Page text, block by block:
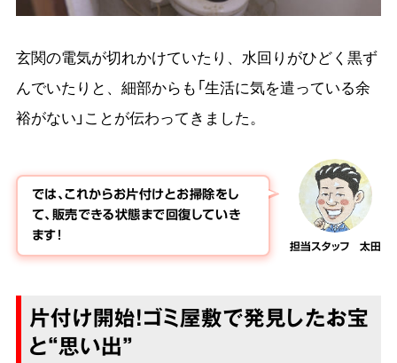
玄関の電気が切れかけていたり、水回りがひどく黒ず
んでいたりと、細部からも「生活に気を遣っている余
裕がない」ことが伝わってきました。
担当スタッフ 太田
では、これからお片付けとお掃除をし
て、販売できる状態まで回復していき
ます！
片付け開始！ゴミ屋敷で発見したお宝
と“思い出”